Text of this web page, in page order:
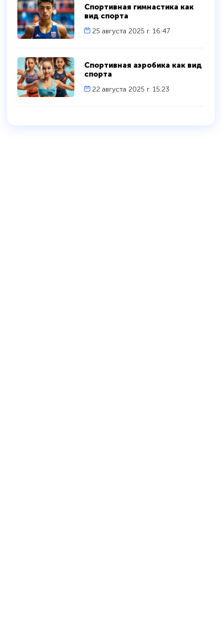
Спортивная гимнастика как
вид спорта
25 августа 2025 г. 16:47
Спортивная аэробика как вид
спорта
22 августа 2025 г. 15:23